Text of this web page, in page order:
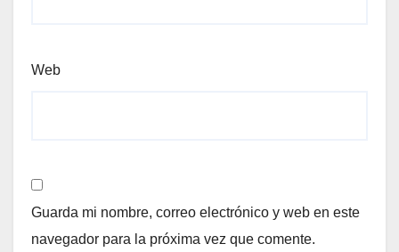
Web
Guarda mi nombre, correo electrónico y web en este
navegador para la próxima vez que comente.